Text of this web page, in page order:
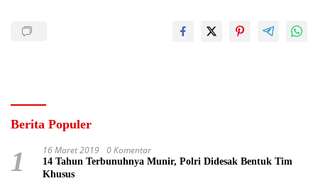
Berita Populer
1 16 Maret 2019 0 Komentar
14 Tahun Terbunuhnya Munir, Polri Didesak Bentuk Tim
Khusus